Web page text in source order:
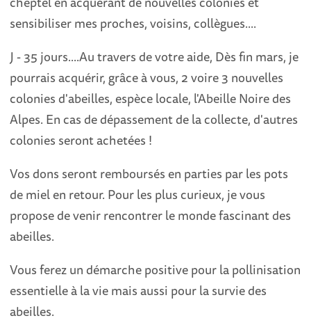
sensibiliser mes proches, voisins, collègues....
J - 35 jours....Au travers de votre aide, Dès fin mars, je
pourrais acquérir, grâce à vous, 2 voire 3 nouvelles
colonies d'abeilles, espèce locale, l'Abeille Noire des
Alpes. En cas de dépassement de la collecte, d'autres
colonies seront achetées !
Vos dons seront remboursés en parties par les pots
de miel en retour. Pour les plus curieux, je vous
propose de venir rencontrer le monde fascinant des
abeilles.
Vous ferez un démarche positive pour la pollinisation
essentielle à la vie mais aussi pour la survie des
abeilles.